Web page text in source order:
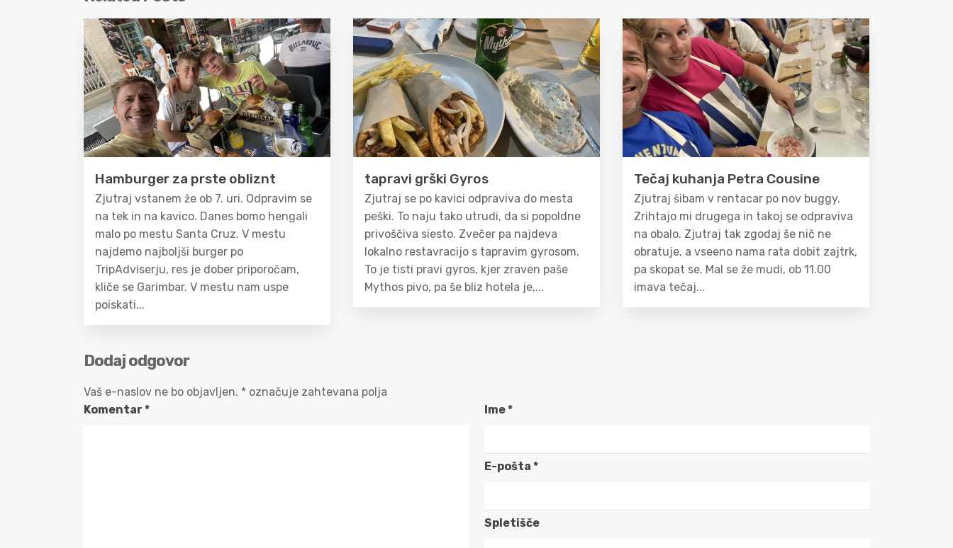
Hamburger za prste obliznt
Zjutraj vstanem že ob 7. uri. Odpravim se
na tek in na kavico. Danes bomo hengali
malo po mestu Santa Cruz. V mestu
najdemo najboljši burger po
TripAdviserju, res je dober priporočam,
kliče se Garimbar. V mestu nam uspe
poiskati...
tapravi grški Gyros
Zjutraj se po kavici odpraviva do mesta
peški. To naju tako utrudi, da si popoldne
privoščiva siesto. Zvečer pa najdeva
lokalno restavracijo s tapravim gyrosom.
To je tisti pravi gyros, kjer zraven paše
Mythos pivo, pa še bliz hotela je,...
Tečaj kuhanja Petra Cousine
Zjutraj šibam v rentacar po nov buggy.
Zrihtajo mi drugega in takoj se odpraviva
na obalo. Zjutraj tak zgodaj še nič ne
obratuje, a vseeno nama rata dobit zajtrk,
pa skopat se. Mal se že mudi, ob 11.00
imava tečaj...
Dodaj odgovor
Vaš e-naslov ne bo objavljen. * označuje zahtevana polja
Komentar * Ime*
E-pošta*
Spletišče